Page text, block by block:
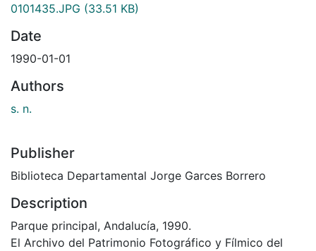
0101435.JPG (33.51 KB)
Date
1990-01-01
Authors
s. n.
Publisher
Biblioteca Departamental Jorge Garces Borrero
Description
Parque principal, Andalucía, 1990.
El Archivo del Patrimonio Fotográfico y Fílmico del